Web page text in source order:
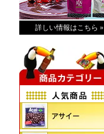
詳しい情報はこちら »